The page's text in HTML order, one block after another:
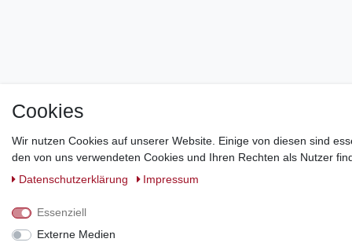
Cookies
Wir nutzen Cookies auf unserer Website. Einige von diesen sind
den von uns verwendeten Cookies und Ihren Rechten als Nutzer
Daten­schutz­erklärung
Impressum
Essenziell
Externe Medien